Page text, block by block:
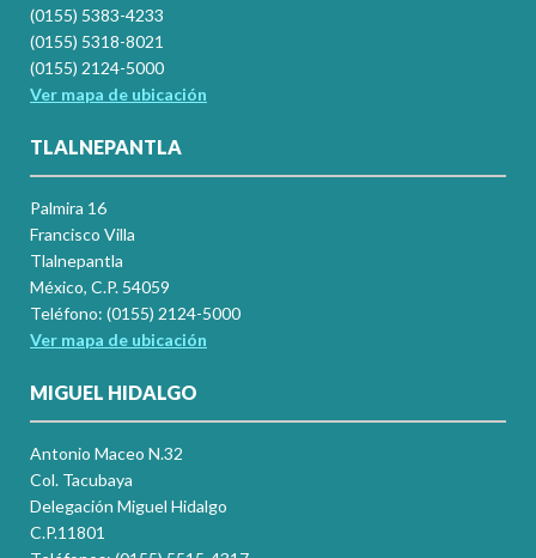
(0155) 5383-4233
(0155) 5318-8021
(0155) 2124-5000
Ver mapa de ubicación
TLALNEPANTLA
Palmira 16
Francisco Villa
Tlalnepantla
México, C.P. 54059
Teléfono: (0155) 2124-5000
Ver mapa de ubicación
MIGUEL HIDALGO
Antonio Maceo N.32
Col. Tacubaya
Delegación Miguel Hidalgo
C.P.11801